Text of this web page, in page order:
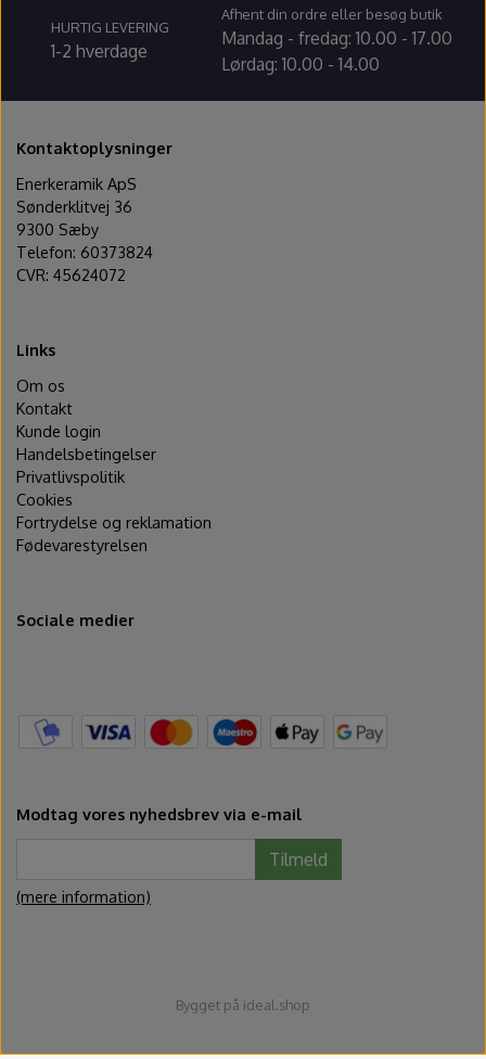
HURTIG LEVERING
1-2 hverdage
Afhent din ordre eller besøg butik
Mandag - fredag: 10.00 - 17.00
Lørdag: 10.00 - 14.00
Kontaktoplysninger
Enerkeramik ApS
Sønderklitvej 36
9300 Sæby
Telefon: 60373824
CVR: 45624072
Links
Om os
Kontakt
Kunde login
Handelsbetingelser
Privatlivspolitik
Cookies
Fortrydelse og reklamation
Fødevarestyrelsen
Sociale medier
Modtag vores nyhedsbrev via e-mail
Tilmeld
(mere information)
Bygget på ideal.shop